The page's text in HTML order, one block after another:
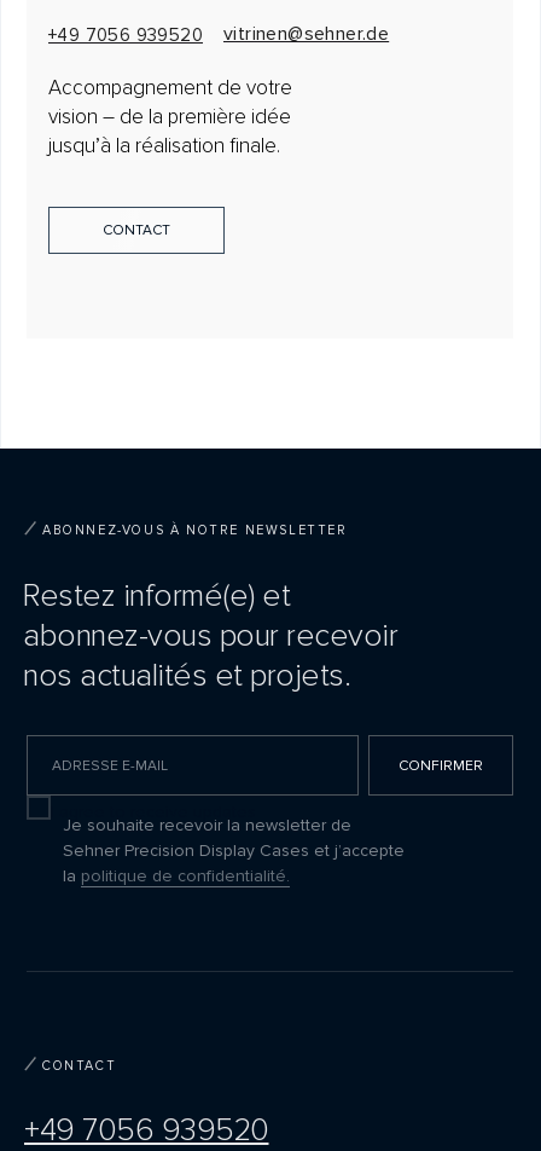
Accompagnement de votre
vision – de la première idée
jusqu’à la réalisation finale.
+49 7056 939520 vitrinen@sehner.de
CONTACT
CONFIRMER
Restez informé(e) et
abonnez-vous pour recevoir
nos actualités et projets.
+49 7056 939520
CONTACT
ABONNEZ-VOUS À NOTRE NEWSLETTER
Je souhaite recevoir la newsletter de
Sehner Precision Display Cases et j’accepte
la politique de confidentialité.